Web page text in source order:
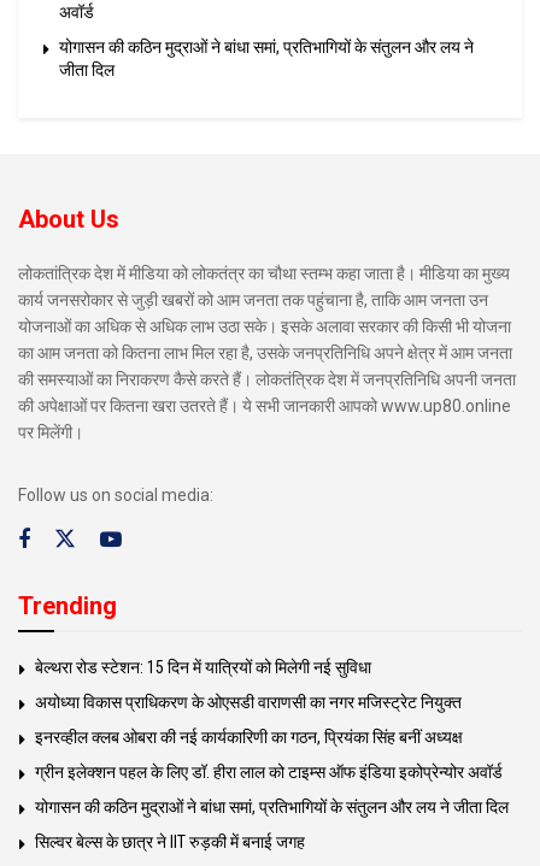
अवॉर्ड
योगासन की कठिन मुद्राओं ने बांधा समां, प्रतिभागियों के संतुलन और लय ने
जीता दिल
About Us
लोकतांत्रिक देश में मीडिया को लोकतंत्र का चौथा स्तम्भ कहा जाता है। मीडिया का मुख्य
कार्य जनसरोकार से जुड़ी खबरों को आम जनता तक पहुंचाना है, ताकि आम जनता उन
योजनाओं का अधिक से अधिक लाभ उठा सके। इसके अलावा सरकार की किसी भी योजना
का आम जनता को कितना लाभ मिल रहा है, उसके जनप्रतिनिधि अपने क्षेत्र में आम जनता
की समस्याओं का निराकरण कैसे करते हैं। लोकतंत्रिक देश में जनप्रतिनिधि अपनी जनता
की अपेक्षाओं पर कितना खरा उतरते हैं। ये सभी जानकारी आपको www.up80.online
पर मिलेंगी।
Follow us on social media:
Trending
बेल्थरा रोड स्टेशन: 15 दिन में यात्रियों को मिलेगी नई सुविधा
अयोध्या विकास प्राधिकरण के ओएसडी वाराणसी का नगर मजिस्ट्रेट नियुक्त
इनरव्हील क्लब ओबरा की नई कार्यकारिणी का गठन, प्रियंका सिंह बनीं अध्यक्ष
ग्रीन इलेक्शन पहल के लिए डॉ. हीरा लाल को टाइम्स ऑफ इंडिया इकोप्रेन्योर अवॉर्ड
योगासन की कठिन मुद्राओं ने बांधा समां, प्रतिभागियों के संतुलन और लय ने जीता दिल
सिल्वर बेल्स के छात्र ने IIT रुड़की में बनाई जगह